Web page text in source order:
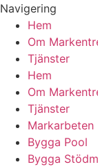
Navigering
Hem
Om
Tjänster
Hem
Om
Tjänster
Markarbeten
Bygga Pool
Bygga